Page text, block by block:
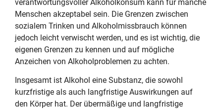
verantwortungsvoller Alkoholkonsum kann für manche
Menschen akzeptabel sein. Die Grenzen zwischen
sozialem Trinken und Alkoholmissbrauch können
jedoch leicht verwischt werden, und es ist wichtig, die
eigenen Grenzen zu kennen und auf mögliche
Anzeichen von Alkoholproblemen zu achten.
Insgesamt ist Alkohol eine Substanz, die sowohl
kurzfristige als auch langfristige Auswirkungen auf
den Körper hat. Der übermäßige und langfristige